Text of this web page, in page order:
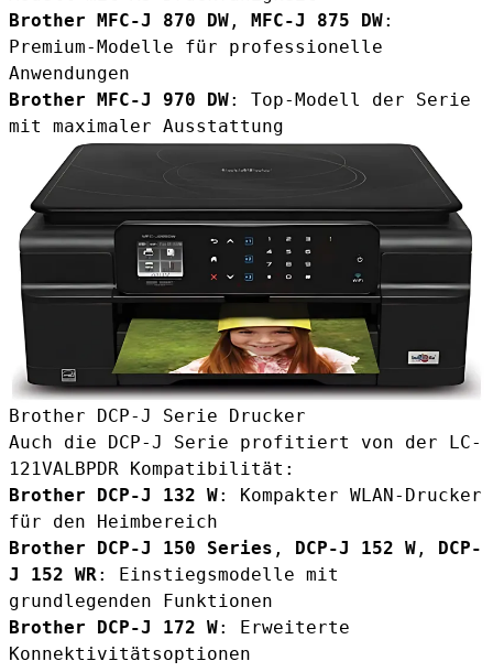
Brother MFC-J 870 DW , MFC-J 875 DW:
Premium-Modelle für professionelle
Anwendungen
Brother MFC-J 970 DW: Top-Modell der Serie
mit maximaler Ausstattung
Brother DCP-J Serie Drucker
Auch die DCP-J Serie profitiert von der LC-
121VALBPDR Kompatibilität:
Brother DCP-J 132 W: Kompakter WLAN-Drucker
für den Heimbereich
Brother DCP-J 150 Series , DCP-J 152 W ,
DCP-
J 152 WR: Einstiegsmodelle mit
grundlegenden Funktionen
Brother DCP-J 172 W: Erweiterte
Konnektivitätsoptionen